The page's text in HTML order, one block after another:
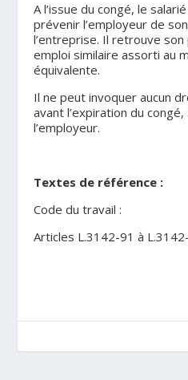
A l’issue du congé, le
prévenir l’employeur de
l’entreprise. Il retrouve
emploi similaire assorti au
équivalente.
Il ne peut invoquer aucun
avant l’expiration du
l’employeur.
Textes de référence :
Code du travail :
Articles L.3142-91 à